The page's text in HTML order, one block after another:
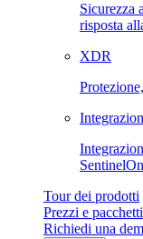
Sicurezza
risposta
XDR
Tour dei prodotti
Prezzi e pacchetti
Richiedi una